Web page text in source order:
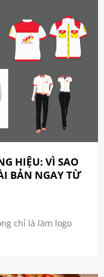
HIỆU: VÌ SAO
BẢN NGAY TỪ
chỉ là làm logo